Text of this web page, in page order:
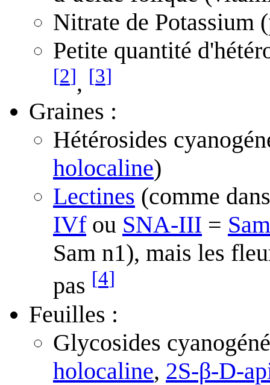
Nitrate de Potassium
Petite quantité
[2], [3]
Graines :
Hétérosides
holocaline)
Lectines (comme
IVfou SNA-III =
Sam n1), mais les
pas [4]
Feuilles :
Glycosides
holocaline, 2S-β-D-